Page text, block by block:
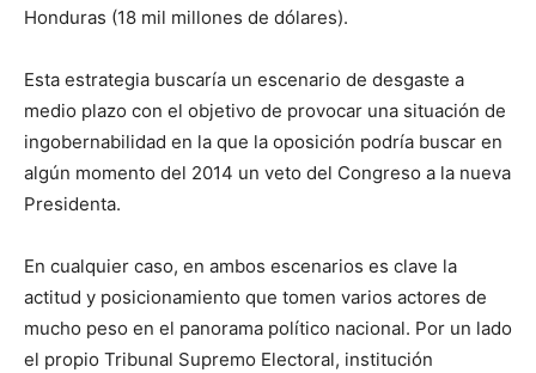
Honduras (18 mil millones de dólares).
Esta estrategia buscaría un escenario de desgaste a
medio plazo con el objetivo de provocar una situación de
ingobernabilidad en la que la oposición podría buscar en
algún momento del 2014 un veto del Congreso a la nueva
Presidenta.
En cualquier caso, en ambos escenarios es clave la
actitud y posicionamiento que tomen varios actores de
mucho peso en el panorama político nacional. Por un lado
el propio Tribunal Supremo Electoral, institución